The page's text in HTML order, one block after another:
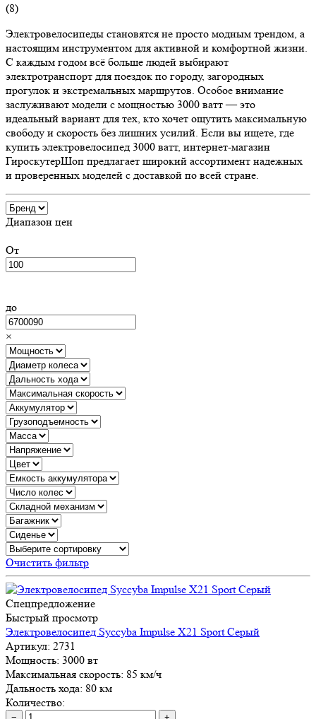
(8)
Электровелосипеды становятся не просто модным трендом, а
настоящим инструментом для активной и комфортной жизни.
С каждым годом всё больше людей выбирают
электротранспорт для поездок по городу, загородных
прогулок и экстремальных маршрутов. Особое внимание
заслуживают модели с мощностью 3000 ватт — это
идеальный вариант для тех, кто хочет ощутить максимальную
свободу и скорость без лишних усилий. Если вы ищете, где
купить электровелосипед 3000 ватт, интернет-магазин
ГироскутерШоп предлагает широкий ассортимент надежных
и проверенных моделей с доставкой по всей стране.
Диапазон цен
От
до
×
Очистить фильтр
Спецпредложение
Быстрый просмотр
Электровелосипед Syccyba Impulse X21 Sport Серый
Артикул: 2731
Мощность: 3000 вт
Максимальная скорость: 85 км/ч
Дальность хода: 80 км
Количество: